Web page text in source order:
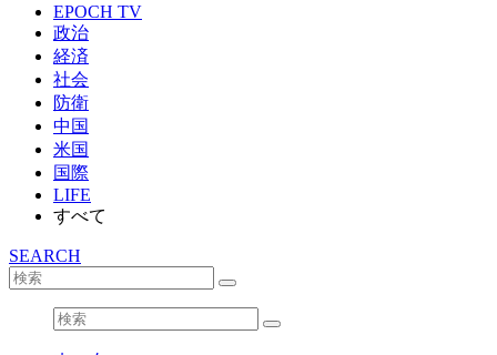
EPOCH TV
政治
経済
社会
防衛
中国
米国
国際
LIFE
すべて
SEARCH